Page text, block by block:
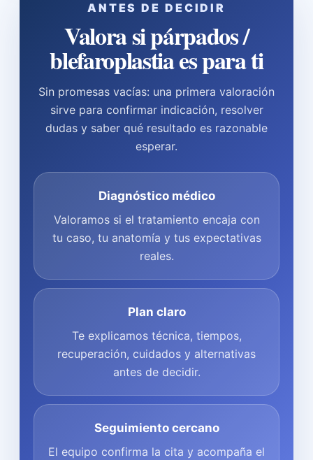
ANTES DE DECIDIR
Valora si párpados /
blefaroplastia es para ti
Sin promesas vacías: una primera valoración
sirve para confirmar indicación, resolver
dudas y saber qué resultado es razonable
esperar.
Diagnóstico médico
Valoramos si el tratamiento encaja con
tu caso, tu anatomía y tus expectativas
reales.
Plan claro
Te explicamos técnica, tiempos,
recuperación, cuidados y alternativas
antes de decidir.
Seguimiento cercano
El equipo confirma la cita y acompaña el